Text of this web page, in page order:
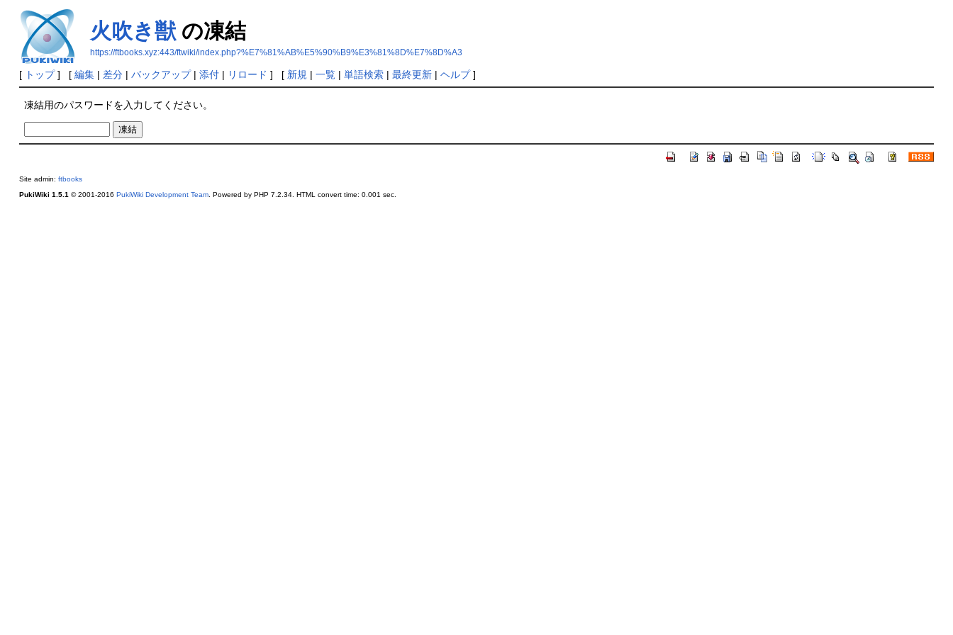
火吹き獣の凍結
https://ftbooks.xyz:443/ftwiki/index.php?%E7%81%AB%E5%90%B9%E3%81%8D%E7%8D%A3
[ トップ] [ 編集| 差分| バックアップ| 添付| リロード ] [ 新規 | 一覧| 単語検索| 最終更新| ヘルプ]
凍結用のパスワードを入力してください。
Site admin: ftbooks
PukiWiki 1.5.1© 2001-2016 PukiWiki Development Team. Powered by PHP 7.2.34. HTML convert time: 0.001 sec.